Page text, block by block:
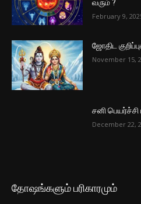
வரும் ?
February 9,
ஜோதிட
November 15,
சனி
December 22,
தோஷங்களும் பரிகாரமும்